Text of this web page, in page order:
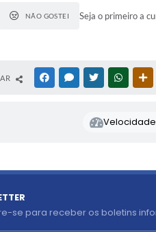
NÃO GOSTEI Seja o primeiro a
FACEBOOKMESSENGER
TWITTER
se para receber os boletins